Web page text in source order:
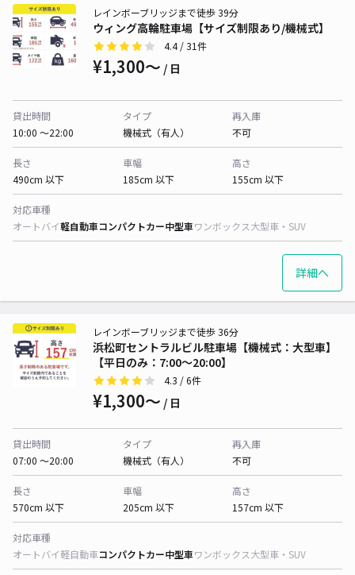
ウィング高輪駐車場【サイズ制限あり/機械式】
レインボーブリッジまで徒歩 39分
4.4/ 31件
¥1,300〜 / 日
貸出時間
10:00 〜22:00
タイプ
機械式（有人）
再入庫
不可
長さ
490cm 以下
車幅
185cm 以下
高さ
155cm 以下
対応車種
オートバイ軽自動車コンパクトカー中型車ワンボックス大型車・SUV
詳細へ
浜松町セントラルビル駐車場【機械式：大型車】
【平日のみ：7:00～20:00】
レインボーブリッジまで徒歩 36分
4.3 / 6件
¥1,300〜 / 日
貸出時間
07:00 〜20:00
タイプ
機械式（有人）
再入庫
不可
長さ
570cm 以下
車幅
205cm 以下
高さ
157cm 以下
対応車種
オートバイ軽自動車コンパクトカー中型車ワンボックス大型車・SUV